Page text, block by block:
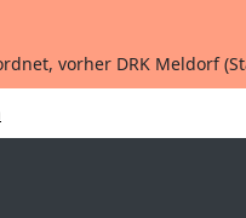
vorher DRK Meldorf